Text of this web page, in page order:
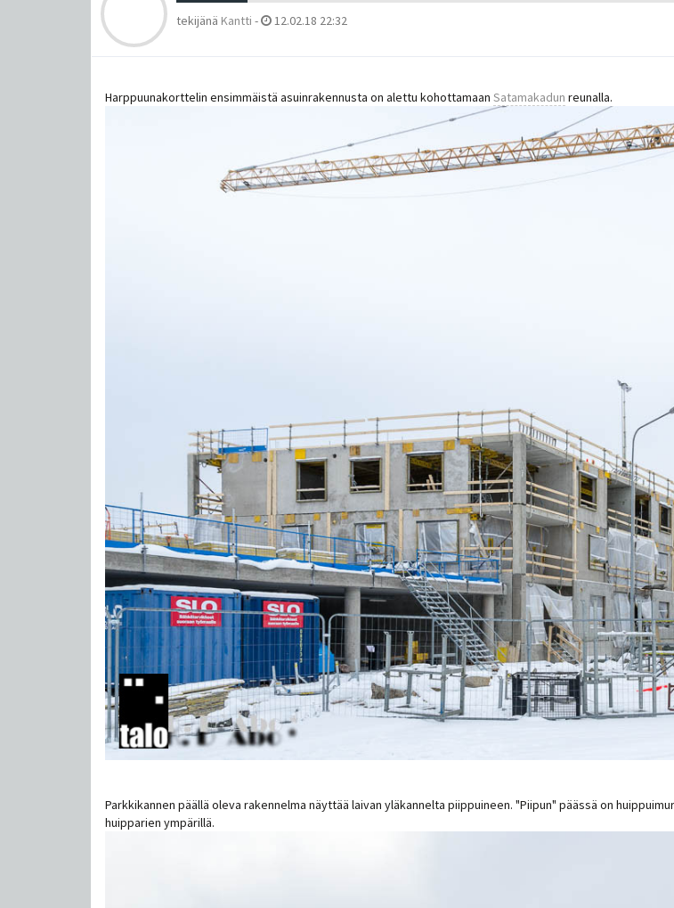
tekijänä Kantti - 12.02.18 22:32
Harppuunakorttelin ensimmäistä asuinrakennusta on alettu kohottamaan Satamakadun reunalla.
Parkkikannen päällä oleva rakennelma näyttää laivan yläkannelta piippuineen. "Piipun" päässä on
huipparien ympärillä.